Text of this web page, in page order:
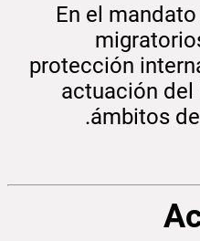
En el
protección
actuación del
ámbitos